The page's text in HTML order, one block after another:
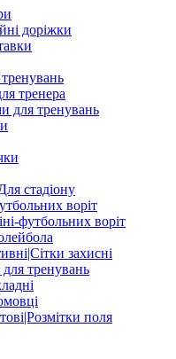
доріжки
тренера
для тренувань
стадіону
воріт
футбольних воріт
захисні
тренувань
поля